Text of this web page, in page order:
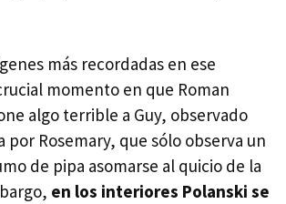
más recordadas en ese
momento en que Roman
algo terrible a Guy, observado
por Rosemary, que sólo observa un
de pipa asomarse al quicio de la
en los interiores Polanski se